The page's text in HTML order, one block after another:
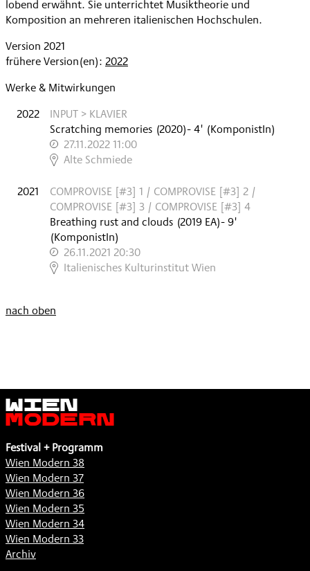
lobend erwähnt. Sie unterrichtet Musiktheorie und
Komposition an mehreren italienischen Hochschulen.
Version 2021
frühere Version(en): 2022
Werke & Mitwirkungen
2022
INPUT > KLAVIER
Scratching memories (2020)- 4' (KomponistIn)
27.11.2022 11:00
,
Alte Schmiede
2021
COMPROVISE [#3] 1 / COMPROVISE [#3] 2 /
COMPROVISE [#3] 3 / COMPROVISE [#3] 4
Breathing rust and clouds (2019 EA)- 9'
(KomponistIn)
26.11.2021 20:30
,
Italienisches Kulturinstitut Wien
nach oben
Wien
Modern
Festival + Programm
Wien Modern 38
Wien Modern 37
Wien Modern 36
Wien Modern 35
Wien Modern 34
Wien Modern 33
Archiv